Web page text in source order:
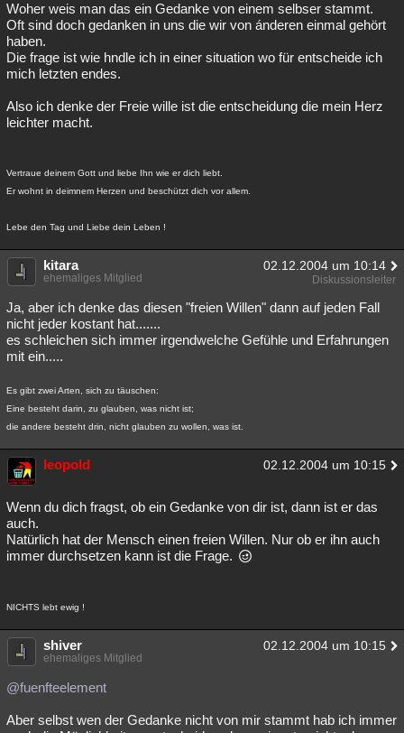
Woher weis man das ein Gedanke von einem selbser stammt.
Oft sind doch gedanken in uns die wir von ánderen einmal gehört
haben.
Die frage ist wie hndle ich in einer situation wo für entscheide ich
mich letzten endes.
Also ich denke der Freie wille ist die entscheidung die mein Herz
leichter macht.
Vertraue deinem Gott und liebe Ihn wie er dich liebt.
Er wohnt in deimnem Herzen und beschützt dich vor allem.
Lebe den Tag und Liebe dein Leben !
kitara 02.12.2004 um 10:14
ehemaliges Mitglied Diskussionsleiter
Ja, aber ich denke das diesen "freien Willen" dann auf jeden Fall
nicht jeder kostant hat.......
es schleichen sich immer irgendwelche Gefühle und Erfahrungen
mit ein.....
Es gibt zwei Arten, sich zu täuschen:
Eine besteht darin, zu glauben, was nicht ist;
die andere besteht drin, nicht glauben zu wollen, was ist.
leopold 02.12.2004 um 10:15
Wenn du dich fragst, ob ein Gedanke von dir ist, dann ist er das
auch.
Natürlich hat der Mensch einen freien Willen. Nur ob er ihn auch
immer durchsetzen kann ist die Frage.
NICHTS lebt ewig !
shiver 02.12.2004 um 10:15
ehemaliges Mitglied
@fuenfteelement
Aber selbst wen der Gedanke nicht von mir stammt hab ich immer